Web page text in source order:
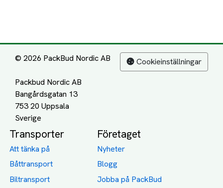
© 2026 PackBud Nordic AB
Packbud Nordic AB
Bangårdsgatan 13
753 20 Uppsala
Cookieinställningar
Transporter
Att tänka på
Båttransport
Biltransport
Företaget
Nyheter
Blogg
Jobba på PackBud